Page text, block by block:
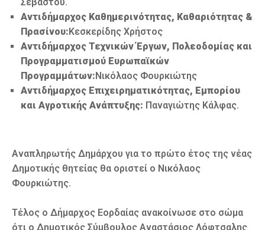
Αντιδήμαρχος Καθημερινότητας, Καθαριότητας &
Πρασίνου:Κεσκερίδης Χρήστος
Αντιδήμαρχος Τεχνικών Έργων, Πολεοδομίας και
Προγραμματισμού Ευρωπαϊκών
Προγραμμάτων:Νικόλαος Φουρκιώτης
Αντιδήμαρχος Επιχειρηματικότητας, Εμπορίου
και Αγροτικής Ανάπτυξης: Παναγιώτης Κάλφας.
Αναπληρωτής Δημάρχου για το πρώτο έτος της νέας
Δημοτικής θητείας θα οριστεί ο Νικόλαος
Φουρκιώτης.
Τέλος ο Δήμαρχος Εορδαίας ανακοίνωσε στο σώμα
ότι ο Δημοτικός Σύμβουλος Αναστάσιος Λόφτσαλης